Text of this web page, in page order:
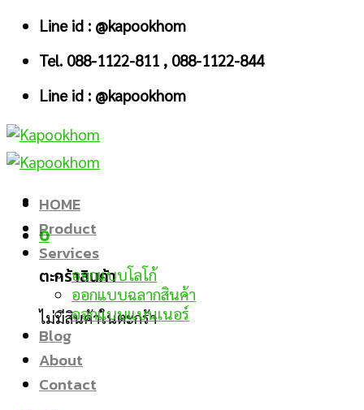
Skip
content
Line id : @kapookhom
Tel. 088-1122-811 , 088-1122-844
Line id : @kapookhom
0
ตะกร้าสินค้า
ไม่มีสินค้าในตะกร้า
HOME
Product
Services
ออกแบบโลโก้
ออกแบบฉลากสินค้า
ออกแบบแบนเนอร์
Blog
About
Contact